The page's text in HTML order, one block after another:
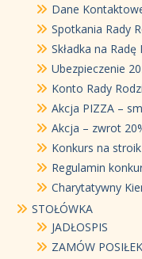
Dane
Spotkania Rady
Składka na
Ubezpieczenie
Konto Rady
Akcja PIZZA –
Akcja – zwrot
Konkurs na
Regulamin
Charytatywny
STOŁÓWKA
JADŁOSPIS
ZAMÓW POSIŁEK